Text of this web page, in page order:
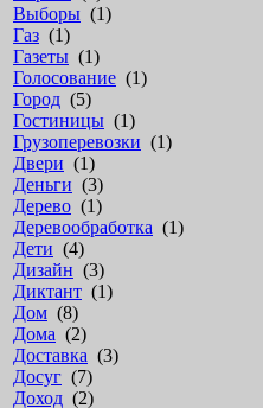
Выборы (1)
Газ (1)
Газеты (1)
Голосование (1)
Город (5)
Гостиницы (1)
Грузоперевозки (1)
Двери (1)
Деньги (3)
Дерево (1)
Деревообработка (1)
Дети (4)
Дизайн (3)
Диктант (1)
Дом (8)
Дома (2)
Доставка (3)
Досуг (7)
Доход (2)